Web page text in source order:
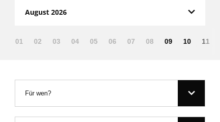
August 2026
01 02 03 04 05 06 07 08 09 10 11
Für wen?